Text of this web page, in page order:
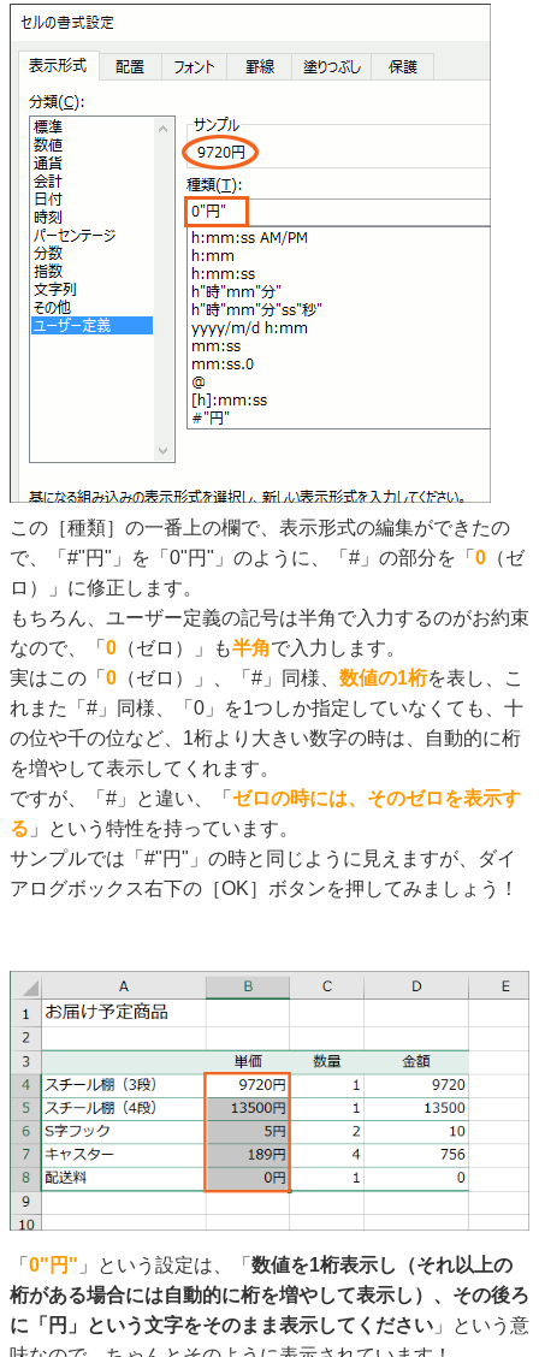
この［種類］の一番上の欄で、表示形式の編集ができたの
で、「#"円"」を「0"円"」のように、「#」の部分を「 0 （ゼ
ロ）」に修正します。
もちろん、ユーザー定義の記号は半角で入力するのがお約束
なので、「 0 （ゼロ）」も半角で入力します。
実はこの「 0 （ゼロ）」、「#」同様、 数値の1桁を表し、こ
れまた「#」同様、「0」を1つしか指定していなくても、十
の位や千の位など、1桁より大きい数字の時は、自動的に桁
を増やして表示してくれます。
ですが、「#」と違い、「 ゼロの時には、そのゼロを表示す
る 」という特性を持っています。
サンプルでは「#"円"」の時と同じように見えますが、ダイ
アログボックス右下の［OK］ボタンを押してみましょう！
「 0"円" 」という設定は、「 数値を1桁表示し（それ以上の
桁がある場合には自動的に桁を増やして表示し）、その後ろ
に「円」という文字をそのまま表示してください 」という意